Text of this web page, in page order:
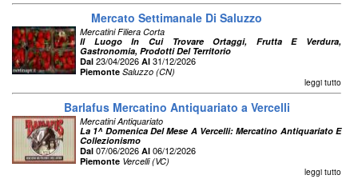
Mercato Settimanale Di Saluzzo
Mercatini Filiera Corta
Il Luogo In Cui Trovare Ortaggi, Frutta E Verdura,
Gastronomia, Prodotti Del Territorio
Dal 23/04/2026 Al 31/12/2026
Piemonte Saluzzo (CN)
leggi tutto
Barlafus Mercatino Antiquariato a Vercelli
Mercatini Antiquariato
La 1^ Domenica Del Mese A Vercelli: Mercatino Antiquariato E
Collezionismo
Dal 07/06/2026 Al 06/12/2026
Piemonte Vercelli (VC)
leggi tutto